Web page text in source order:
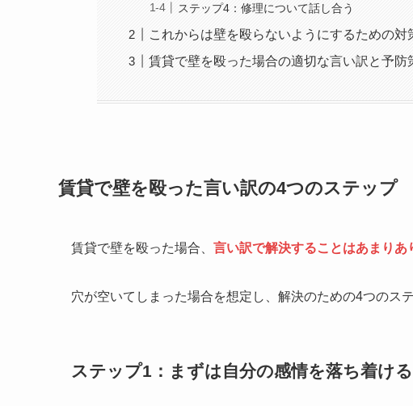
ステップ4：修理について話し合う
これからは壁を殴らないようにするための対
賃貸で壁を殴った場合の適切な言い訳と予防
賃貸で壁を殴った言い訳の4つのステップ
賃貸で壁を殴った場合、 言い訳で解決することはあまりあ
穴が空いてしまった場合を想定し、解決のための4つのス
ステップ1：まずは自分の感情を落ち着ける